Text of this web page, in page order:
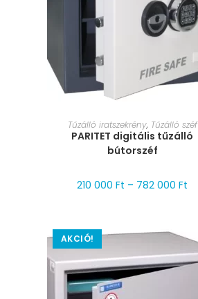
MÉRET VÁLASZTÁSA
Tűzálló iratszekrény, Tűzálló széf
PARITET digitális tűzálló
bútorszéf
210 000Ft – 782 000Ft
AKCIÓ!